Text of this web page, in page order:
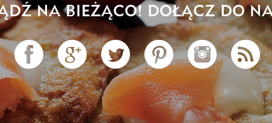
NA BIEŻĄCO! DOŁĄCZ DO